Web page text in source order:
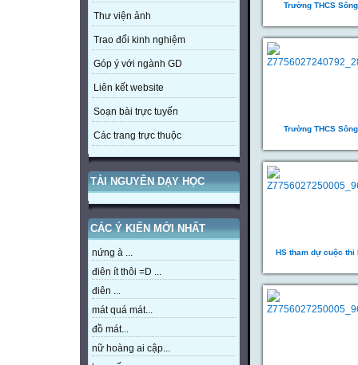
Thư viện ảnh
Trao đổi kinh nghiệm
Góp ý với ngành GD
Liên kết website
Soạn bài trực tuyến
Các trang trực thuộc
TÀI NGUYÊN DẠY HỌC
CÁC Ý KIẾN MỚI NHẤT
nứng à ...
điên ít thôi =D ...
điên ...
mát quá mát...
đồ mát...
nữ hoàng ai cập...
Trường THCS
Trường THCS
HS tham dự cuộc thi